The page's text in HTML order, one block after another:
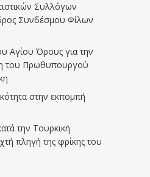
Συλλόγων
Συνδέσμου Φίλων
Αγίου Όρους για την
του Πρωθυπουργού
στην εκπομπή
την Τουρκική
πληγή της φρίκης του